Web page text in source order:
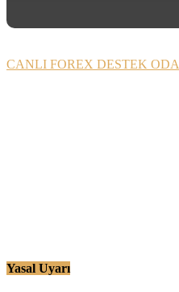
CANLI FOREX DESTEK
Yasal Uyarı